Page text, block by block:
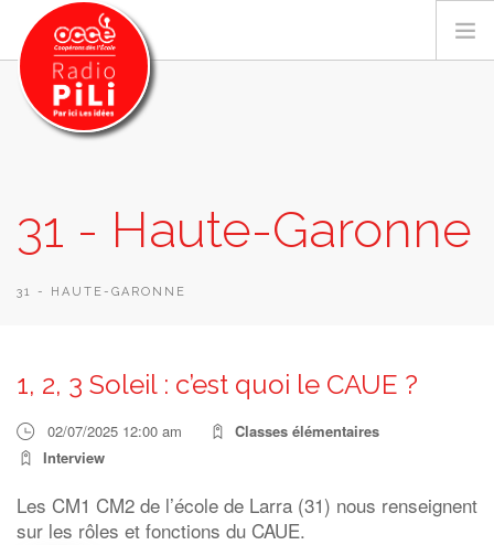
GRILLE DES PROGRAMMES
EMISSIONS / PODCASTS
RECHERCHER
31 - Haute-Garonne
31 - HAUTE-GARONNE
1, 2, 3 Soleil : c’est quoi le CAUE ?
02/07/2025 12:00 am
Classes élémentaires
Interview
Les CM1 CM2 de l’école de Larra (31) nous renseignent
sur les rôles et fonctions du CAUE.